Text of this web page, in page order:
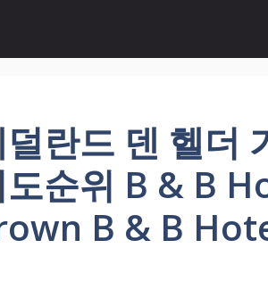
란드 덴 헬더
도순위 B & B
B & B